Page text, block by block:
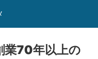
業70年以上の